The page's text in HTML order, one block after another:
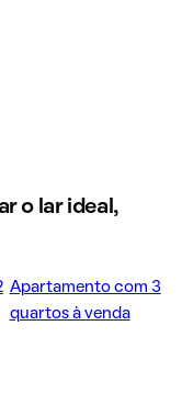
o lar ideal,
Apartamento com 3
quartos à venda